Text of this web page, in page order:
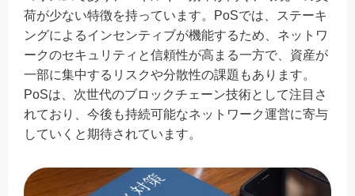
荷が少ない特徴を持っています。PoSでは、ステーキ
ングによるインセンティブが機能するため、ネットワ
ークのセキュリティと信頼性が高まる一方で、資産が
一部に集中するリスクや分散性の課題もあります。
PoSは、次世代のブロックチェーン技術として注目さ
れており、今後も持続可能なネットワーク運営に寄与
していくと期待されています。